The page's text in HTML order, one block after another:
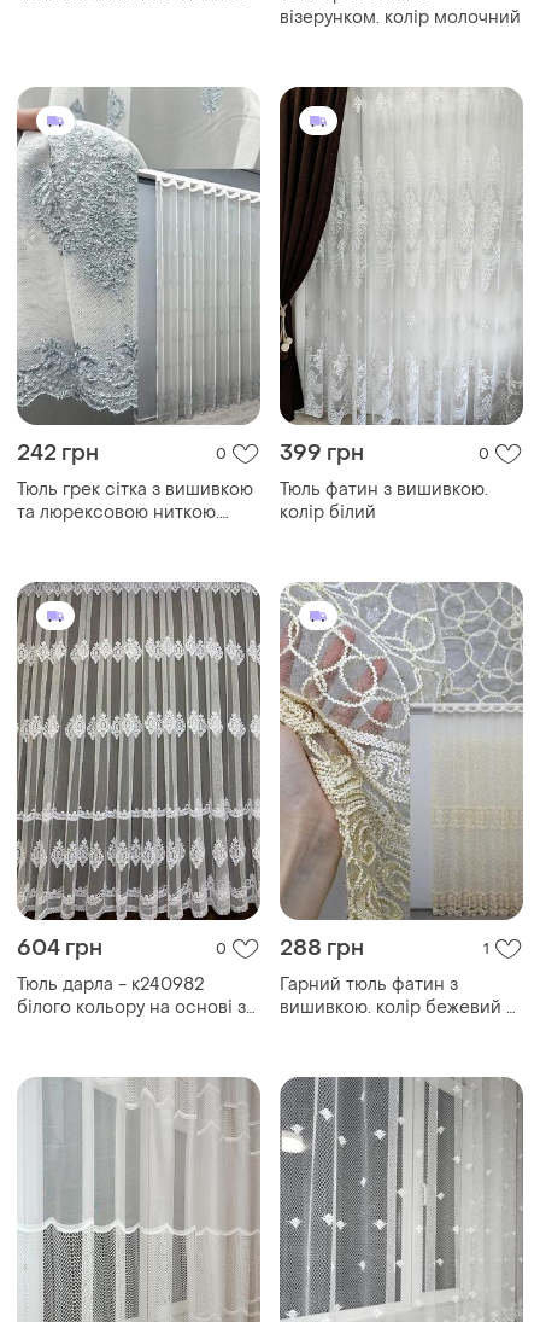
візерунком. колір молочний
242 грн 0
Тюль грек сітка з вишивкою
та люрексовою ниткою.
399 грн 0
Тюль фатин з вишивкою.
колір білий
604 грн 0
Тюль дарла - к240982
білого кольору на основі з
288 грн 1
Гарний тюль фатин з
вишивкою. колір бежевий з